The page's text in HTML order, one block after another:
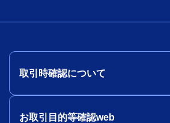
取引時確認について
お取引目的等確認web